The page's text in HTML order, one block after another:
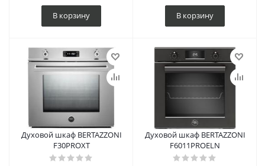
В корзину В корзину
Духовой шкаф BERTAZZONI
F30PROXT
Духовой шкаф BERTAZZONI
F6011PROELN